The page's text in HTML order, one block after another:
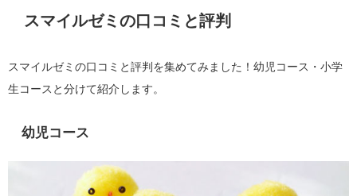
スマイルゼミの口コミと評判
スマイルゼミの口コミと評判を集めてみました！幼児コース・小学
生コースと分けて紹介します。
幼児コース